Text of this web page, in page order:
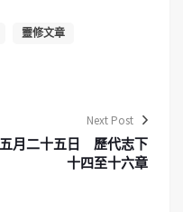
靈修文章
Next Post
五月二十五日 歷代志下
十四至十六章